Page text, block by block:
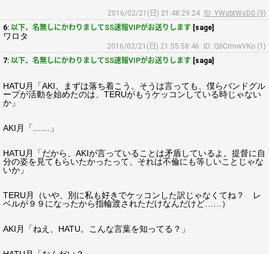
2016/02/21(日) 21:48:29.24
ID: YWqbtWsD0 (9)
6: 以下、名無しにかわりましてSS速報VIPがお送りします [sage]
ワロタ
2016/02/21(日) 21:55:58.46
ID: QbCrmwVKo (1)
7: 以下、名無しにかわりましてSS速報VIPがお送りします [saga]
HATU月「AKI。まずは落ち着こう。そうは言っても、僕らバンドグル
ープが活動を始めたのは、TERUがもうケッコンしている時じゃない
か」
AKI月「……」
HATU月「だから、AKIが言っていることは矛盾しているよ。提督に自
分の姿を見てもらいたかったって、それは不倫にも等しいことじゃな
いか」
TERU月（いや、別に私も好きでケッコンした訳じゃなくてね？ レ
ベルが９９になったから指輪渡されただけなんだけど……）
AKI月「ねえ、HATU。こんな言葉を知ってる？」